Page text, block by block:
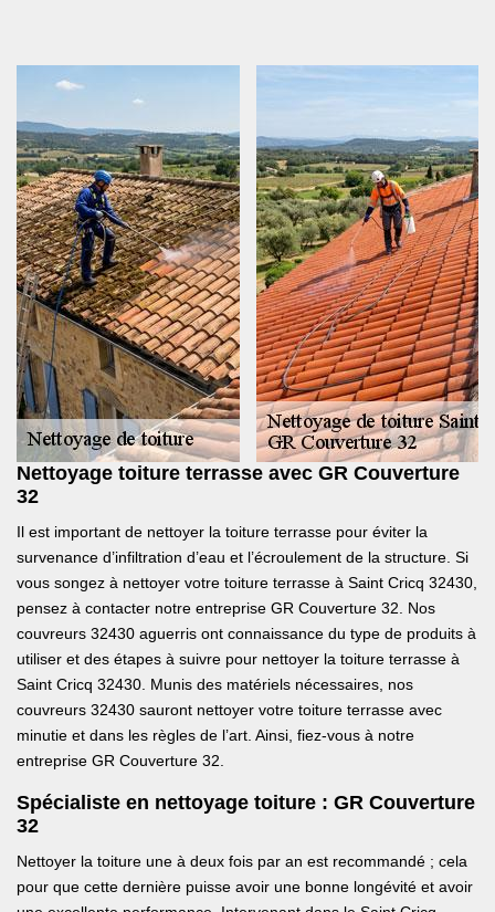
Nettoyage toiture terrasse avec GR Couverture
32
Il est important de nettoyer la toiture terrasse pour éviter la
survenance d’infiltration d’eau et l’écroulement de la structure. Si
vous songez à nettoyer votre toiture terrasse à Saint Cricq 32430,
pensez à contacter notre entreprise GR Couverture 32. Nos
couvreurs 32430 aguerris ont connaissance du type de produits à
utiliser et des étapes à suivre pour nettoyer la toiture terrasse à
Saint Cricq 32430. Munis des matériels nécessaires, nos
couvreurs 32430 sauront nettoyer votre toiture terrasse avec
minutie et dans les règles de l’art. Ainsi, fiez-vous à notre
entreprise GR Couverture 32.
Spécialiste en nettoyage toiture : GR Couverture
32
Nettoyer la toiture une à deux fois par an est recommandé ; cela
pour que cette dernière puisse avoir une bonne longévité et avoir